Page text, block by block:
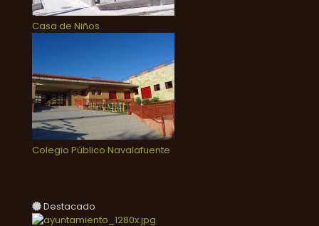
Casa de Niños
Colegio Público Navalafuente
Destacado